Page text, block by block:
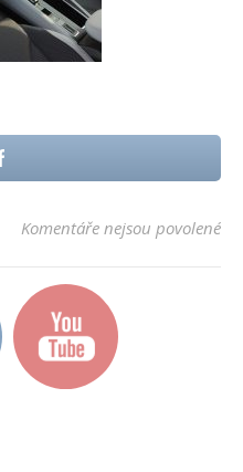
Komentáře nejsou povolenéu